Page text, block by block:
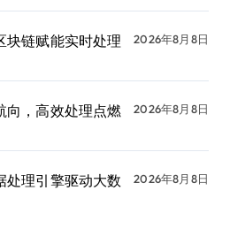
块链赋能实时处理
2026年8月8日
向，高效处理点燃
2026年8月8日
处理引擎驱动大数
2026年8月8日